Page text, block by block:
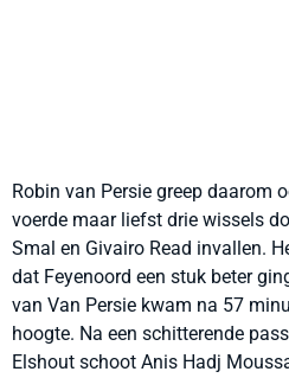
Robin van Persie greep daarom
voerde maar liefst drie wissels
Smal en Givairo Read invallen.
dat Feyenoord een stuk beter
van Van Persie kwam na 57
hoogte. Na een schitterende
Elshout schoot Anis Hadj